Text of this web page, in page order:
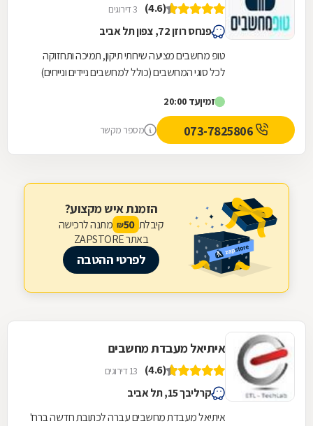
(4.6) 3 דירוגים
פנחס רוזן 72, צפון תל אביב
טופ מחשבים מציעה שירותי תיקון, תמיכה ותחזוקה
לכל סוגי המחשבים (כולל למחשבים ניידים ונייחים)
זמיןעד 20:00
מספר מקשר
הזמנת איש מקצוע?
קיבלת 50
₪ מתנה לרכישה
באתר ZAPSTORE
לפרטי ההטבה
איתיאל מעבדת מחשבים
(4.6) 13 דירוגים
קרליבך 15, תל אביב
איתיאל מעבדת מחשבים עברה לכתובת חדשה ברח'